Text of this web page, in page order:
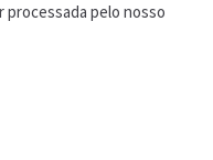
processada pelo nosso